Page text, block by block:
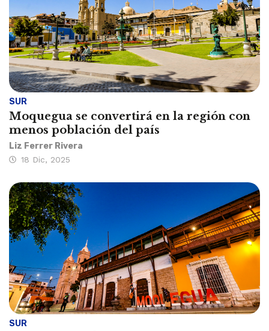
SUR
Moquegua se convertirá en la región con
menos población del país
Liz Ferrer Rivera
18 Dic, 2025
SUR